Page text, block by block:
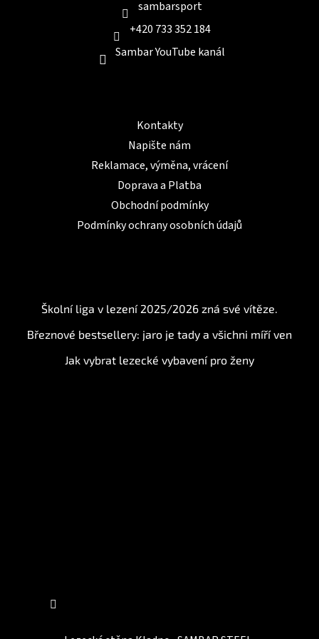
sambarsport
+420 733 352 184
Sambar YouTube kanál
Kontakty
Napište nám
Reklamace, výměna, vrácení
Doprava a Platba
Obchodní podmínky
Podmínky ochrany osobních údajů
Školní liga v lezení 2025/2026 zná své vítěze.
Březnové bestsellery: jaro je tady a všichni míří ven
Jak vybrat lezecké vybavení pro ženy